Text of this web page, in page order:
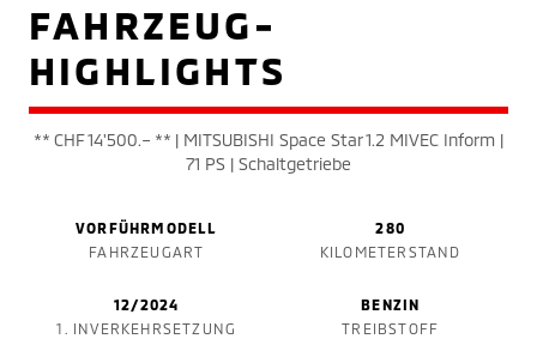
FAHRZEUG-
HIGHLIGHTS
** CHF 14'500.– ** | MITSUBISHI Space Star 1.2 MIVEC Inform |
71 PS | Schaltgetriebe
VORFÜHRMODELL
FAHRZEUGART
280
KILOMETERSTAND
12/2024
1. INVERKEHRSETZUNG
BENZIN
TREIBSTOFF